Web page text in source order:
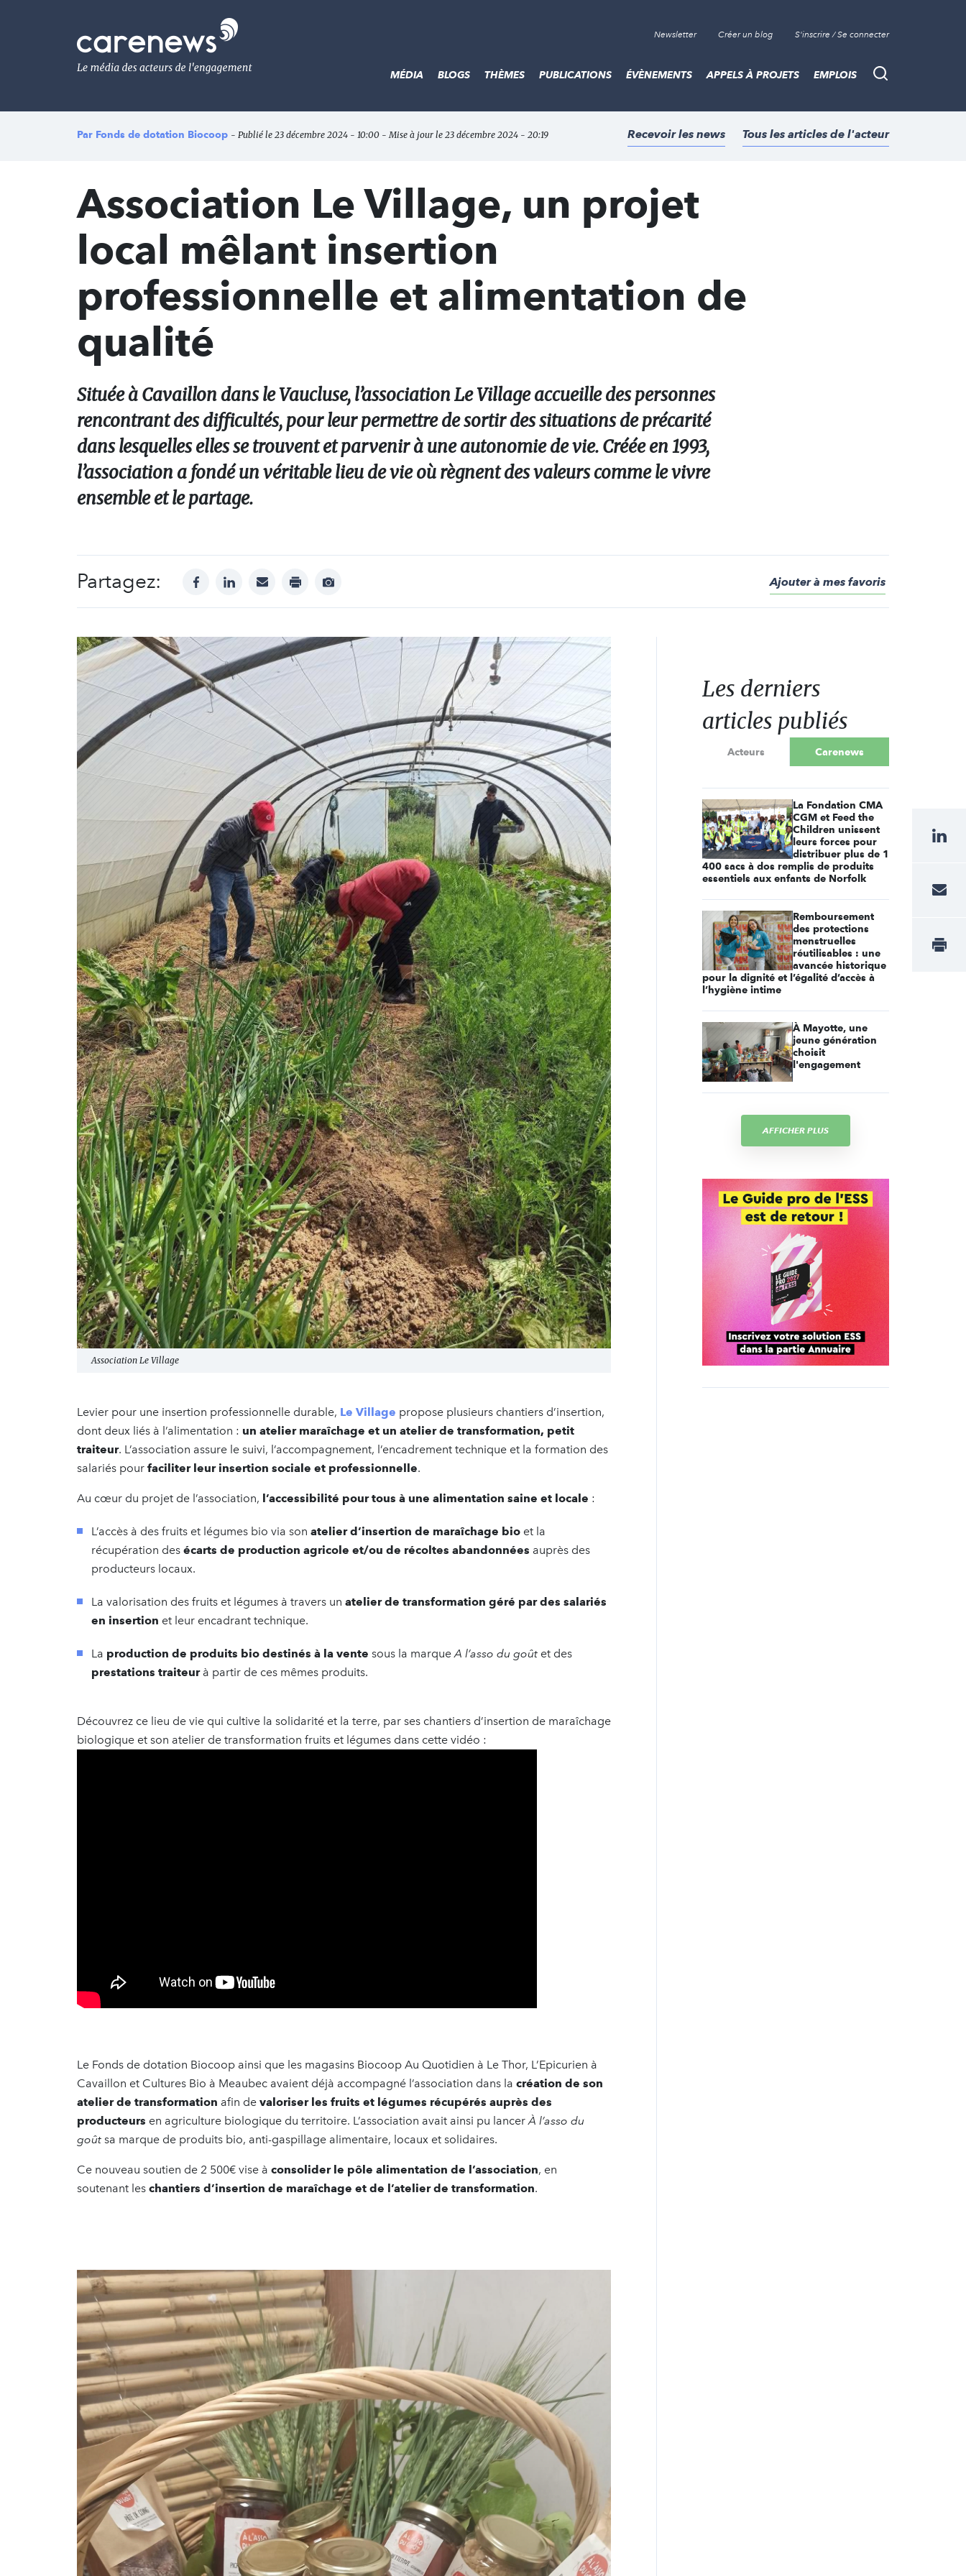
Le
média
de
l'engagement
Newsletter Créer un blog S'inscrire / Se connecter
Recherche
MÉDIA BLOGS THÈMES PUBLICATIONS ÉVÈNEMENTS APPELS À PROJETS EMPLOIS
Par Fonds de dotation Biocoop - Publié le 23 décembre 2024 - 10:00 - Mise à jour le 23 décembre 2024 - 20:19 Recevoir les news Tous les articles de l'acteur
Association Le Village, un projet
local mêlant insertion
professionnelle et alimentation de
qualité
Située à Cavaillon dans le Vaucluse, l’association Le Village accueille des personnes
rencontrant des difficultés, pour leur permettre de sortir des situations de précarité
dans lesquelles elles se trouvent et parvenir à une autonomie de vie. Créée en 1993,
l’association a fondé un véritable lieu de vie où règnent des valeurs comme le vivre
ensemble et le partage.
Partagez: facebooklinkedinmail print
Afficher
Ajouter à mes favoris
Association Le Village
Levier pour une insertion professionnelle durable, Le Village propose plusieurs chantiers d’insertion,
dont deux liés à l’alimentation : un atelier maraîchage et un atelier de transformation, petit
traiteur. L’association assure le suivi, l’accompagnement, l’encadrement technique et la formation des
salariés pour faciliter leur insertion sociale et professionnelle.
Au cœur du projet de l’association, l’accessibilité pour tous à une alimentation saine et locale :
L’accès à des fruits et légumes bio via son atelier d’insertion de maraîchage bio et la
récupération des écarts de production agricole et/ou de récoltes abandonnées auprès des
producteurs locaux.
La valorisation des fruits et légumes à travers un atelier de transformation géré par des salariés
en insertion et leur encadrant technique.
La production de produits bio destinés à la vente sous la marqueA l’asso du goût et des
prestations traiteurà partir de ces mêmes produits.
Découvrez ce lieu de vie qui cultive la solidarité et la terre, par ses chantiers d’insertion de maraîchage
biologique et son atelier de transformation fruits et légumes dans cette vidéo :
Le Fonds de dotation Biocoop ainsi que les magasins Biocoop Au Quotidien à Le Thor, L’Epicurien à
Cavaillon et Cultures Bio à Meaubec avaient déjà accompagné l’association dans la création de son
atelier de transformation afin de valoriser les fruits et légumes récupérés auprès des
producteurs en agriculture biologique du territoire. L’association avait ainsi pu lancerÀ l’asso du
goût sa marque de produits bio, anti-gaspillage alimentaire, locaux et solidaires.
Ce nouveau soutien de 2 500€ vise à consolider le pôle alimentation de l’association, en
soutenant les chantiers d’insertion de maraîchage et de l’atelier de transformation.
Les derniers
articles publiés
Acteurs Carenews
La Fondation CMA
CGM et Feed the
Children unissent
leurs forces pour
distribuer plus de 1
400 sacs à dos remplis de produits
essentiels aux enfants de Norfolk
Remboursement
des protections
menstruelles
réutilisables : une
avancée historique
pour la dignité et l’égalité d’accès à
l’hygiène intime
À Mayotte, une
jeune génération
choisit
l'engagement
AFFICHER PLUS